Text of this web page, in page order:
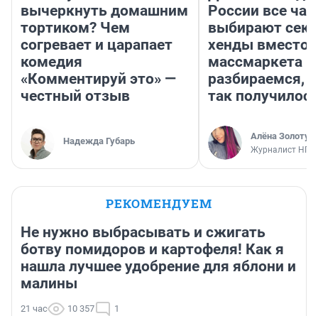
вычеркнуть домашним
тортиком? Чем
согревает и царапает
комедия
«Комментируй это» —
честный отзыв
Надежда Губарь
России все
выбирают
хенды вместо
массмаркета —
разбираемся,
так
Алёна
Журналист НГС
РЕКОМЕНДУЕМ
Не нужно выбрасывать и сжигать
ботву помидоров и картофеля! Как я
нашла лучшее удобрение для яблони и
малины
21 час 10 357 1